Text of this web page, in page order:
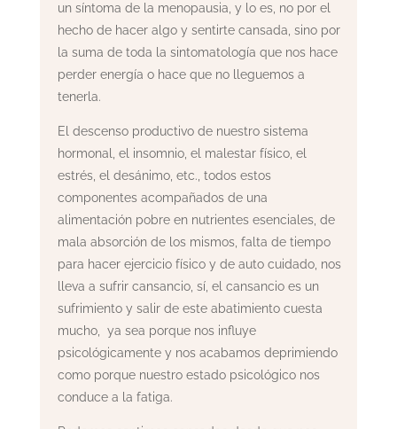
un síntoma de la menopausia, y lo es, no por el
hecho de hacer algo y sentirte cansada, sino por
la suma de toda la sintomatología que nos hace
perder energía o hace que no lleguemos a
tenerla.
El descenso productivo de nuestro sistema
hormonal, el insomnio, el malestar físico, el
estrés, el desánimo, etc., todos estos
componentes acompañados de una
alimentación pobre en nutrientes esenciales, de
mala absorción de los mismos, falta de tiempo
para hacer ejercicio físico y de auto cuidado, nos
lleva a sufrir cansancio, sí, el cansancio es un
sufrimiento y salir de este abatimiento cuesta
mucho, ya sea porque nos influye
psicológicamente y nos acabamos deprimiendo
como porque nuestro estado psicológico nos
conduce a la fatiga.